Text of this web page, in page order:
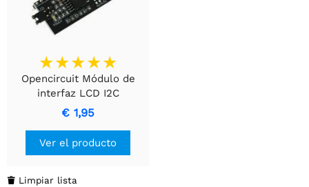
Opencircuit Módulo de
interfaz LCD I2C
€ 1,95
Ver el producto
 Limpiar lista